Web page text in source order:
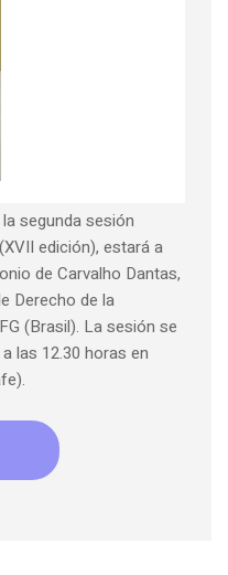
segunda sesión
edición), estará a
de Carvalho Dantas,
Derecho de la
(Brasil). La sesión se
las 12.30 horas en